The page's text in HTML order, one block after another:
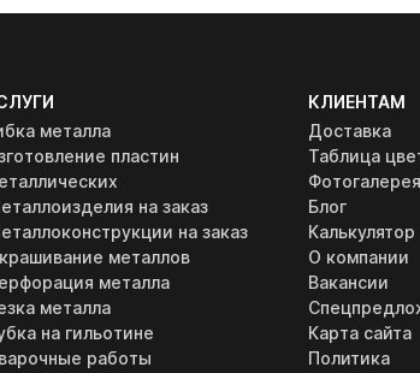
металла
пластин
на заказ
на заказ
металлов
металла
металла
на гильотине
работы
КЛИЕНТАМ
Доставка
Таблица
Фотогалерея
Блог
О компании
Вакансии
Карта сайта
Политика